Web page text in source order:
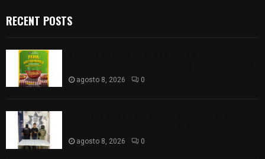
RECENT POSTS
agosto 8, 2026 0
agosto 8, 2026 0